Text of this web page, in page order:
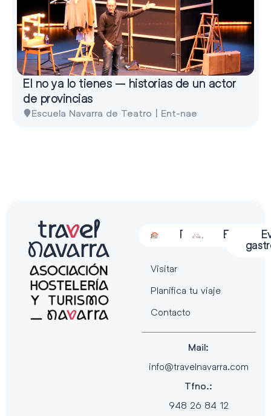
El no ya lo tienes – historias de un actor
de provincias
Escuela Navarra de Teatro | Ent-nae
Alojamiento
Restauración
Actividades
Visitar
Planifica tu viaje
Contacto
Mail:
info@travelnavarra.com
Tfno.:
948 26 84 12